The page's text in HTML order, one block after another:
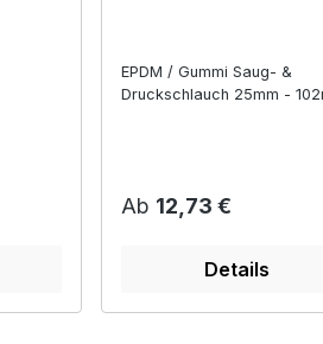
EPDM / Gummi Saug- &
Druckschlauch 25mm -
Regulärer Preis:
Ab 12,73 €
Details